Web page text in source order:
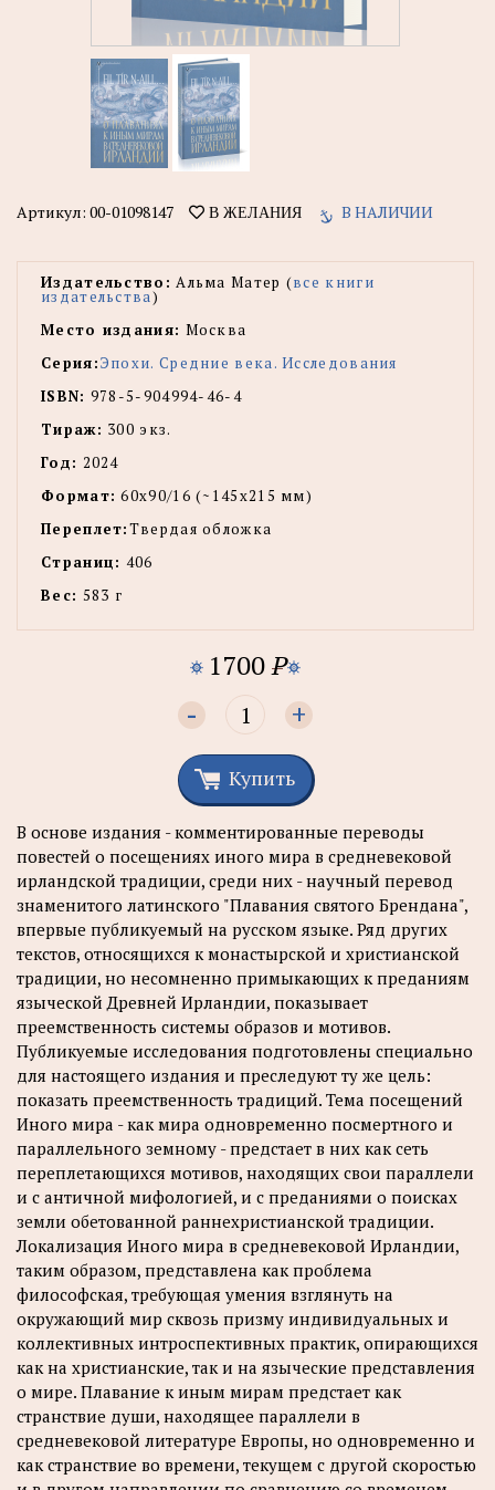
Артикул: 00-01098147 В ЖЕЛАНИЯ В НАЛИЧИИ
Издательство: Альма Матер (все книги
издательства)
Место издания: Москва
Серия:Эпохи. Средние века. Исследования
ISBN: 978-5-904994-46-4
Тираж: 300 экз.
Год: 2024
Формат: 60x90/16 (~145х215 мм)
Переплет:Твердая обложка
Страниц: 406
Вес: 583 г
1700P
- +
Купить
В основе издания - комментированные переводы
повестей о посещениях иного мира в средневековой
ирландской традиции, среди них - научный перевод
знаменитого латинского "Плавания святого Брендана",
впервые публикуемый на русском языке. Ряд других
текстов, относящихся к монастырской и христианской
традиции, но несомненно примыкающих к преданиям
языческой Древней Ирландии, показывает
преемственность системы образов и мотивов.
Публикуемые исследования подготовлены специально
для настоящего издания и преследуют ту же цель:
показать преемственность традиций. Тема посещений
Иного мира - как мира одновременно посмертного и
параллельного земному - предстает в них как сеть
переплетающихся мотивов, находящих свои параллели
и с античной мифологией, и с преданиями о поисках
земли обетованной раннехристианской традиции.
Локализация Иного мира в средневековой Ирландии,
таким образом, представлена как проблема
философская, требующая умения взглянуть на
окружающий мир сквозь призму индивидуальных и
коллективных интроспективных практик, опирающихся
как на христианские, так и на языческие представления
о мире. Плавание к иным мирам предстает как
странствие души, находящее параллели в
средневековой литературе Европы, но одновременно и
как странствие во времени, текущем с другой скоростью